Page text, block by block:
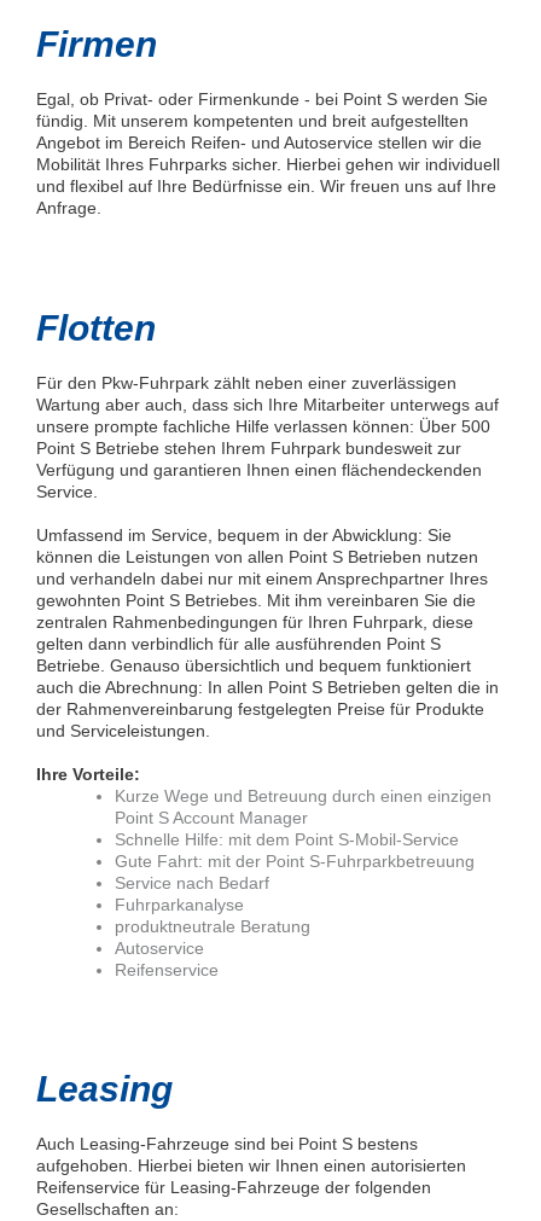
Firmen
Egal, ob Privat- oder Firmenkunde - bei Point S werden Sie
fündig. Mit unserem kompetenten und breit aufgestellten
Angebot im Bereich Reifen- und Autoservice stellen wir die
Mobilität Ihres Fuhrparks sicher. Hierbei gehen wir individuell
und flexibel auf Ihre Bedürfnisse ein. Wir freuen uns auf Ihre
Anfrage.
Flotten
Für den Pkw-Fuhrpark zählt neben einer zuverlässigen
Wartung aber auch, dass sich Ihre Mitarbeiter unterwegs auf
unsere prompte fachliche Hilfe verlassen können: Über 500
Point S Betriebe stehen Ihrem Fuhrpark bundesweit zur
Verfügung und garantieren Ihnen einen flächendeckenden
Service.
Umfassend im Service, bequem in der Abwicklung: Sie
können die Leistungen von allen Point S Betrieben nutzen
und verhandeln dabei nur mit einem Ansprechpartner Ihres
gewohnten Point S Betriebes. Mit ihm vereinbaren Sie die
zentralen Rahmenbedingungen für Ihren Fuhrpark, diese
gelten dann verbindlich für alle ausführenden Point S
Betriebe. Genauso übersichtlich und bequem funktioniert
auch die Abrechnung: In allen Point S Betrieben gelten die in
der Rahmenvereinbarung festgelegten Preise für Produkte
und Serviceleistungen.
Ihre Vorteile:
Kurze Wege und Betreuung durch einen einzigen
Point S Account Manager
Schnelle Hilfe: mit dem Point S-Mobil-Service
Gute Fahrt: mit der Point S-Fuhrparkbetreuung
Service nach Bedarf
Fuhrparkanalyse
produktneutrale Beratung
Autoservice
Reifenservice
Leasing
Auch Leasing-Fahrzeuge sind bei Point S bestens
aufgehoben. Hierbei bieten wir Ihnen einen autorisierten
Reifenservice für Leasing-Fahrzeuge der folgenden
Gesellschaften an: